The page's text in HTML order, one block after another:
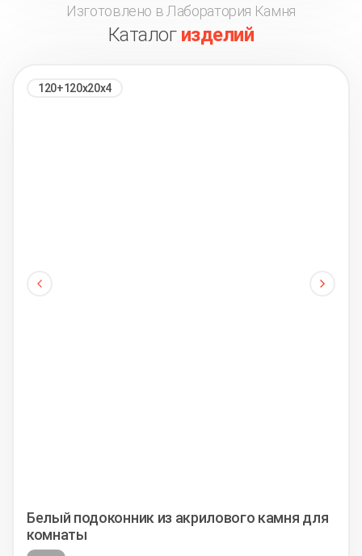
Изготовлено в Лаборатория Камня
Каталог изделий
120+120х20х4
Белый подоконник из акрилового камня для
комнаты